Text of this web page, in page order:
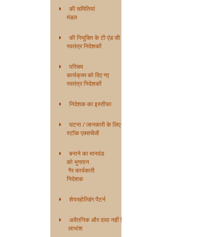
की समितियां
मंडल
की नियुक्ति के टी एंड सी
स्वतंत्र निदेशकों
परिचय
कार्यक्रम को दिए गए
स्वतंत्र निदेशकों
निदेशक का इस्तीफा
घटना / जानकारी के लिए
स्टॉक एक्सचेंजों
बनाने का मानदंड
को भुगतान
गैर कार्यकारी
निदेशक
शेयरहोल्डिंग पैटर्न
अवैतनिक और दावा नहीं किया गया
लाभांश